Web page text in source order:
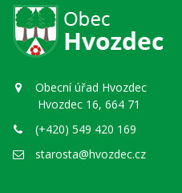
Obecní úřad Hvozdec
Hvozdec 16, 664 71
(+420) 549 420 169
starosta@hvozdec.cz